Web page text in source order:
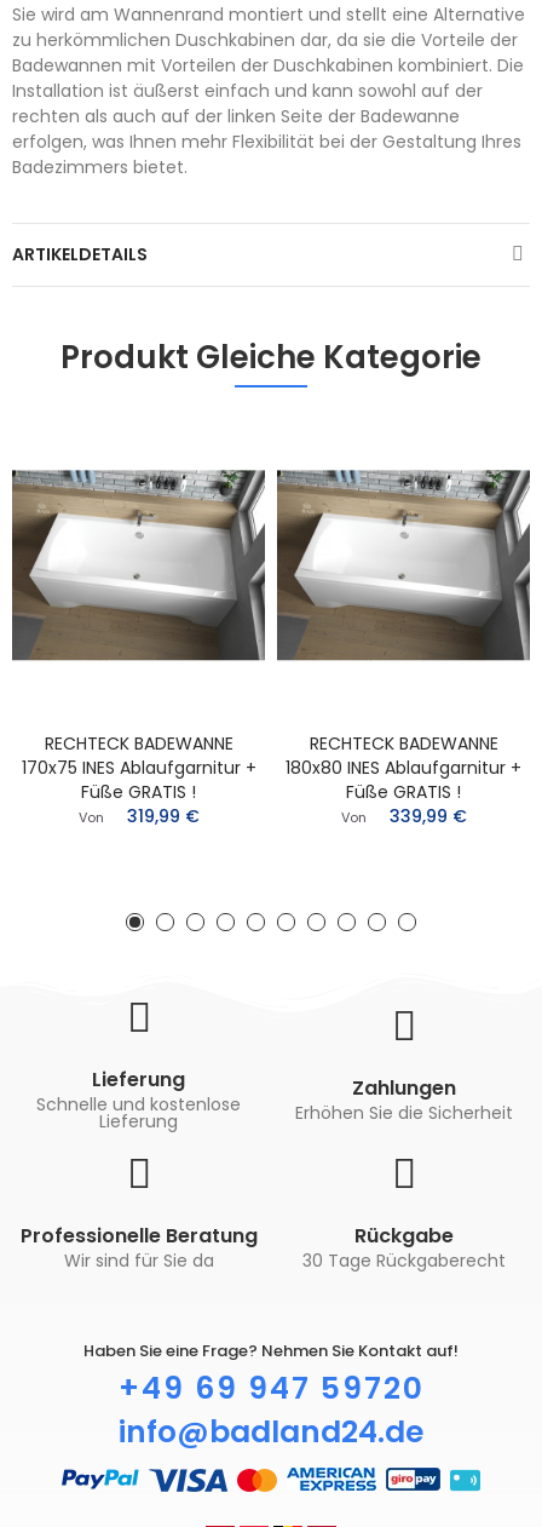
Sie wird am Wannenrand montiert und stellt eine Alternative
zu herkömmlichen Duschkabinen dar, da sie die Vorteile der
Badewannen mit Vorteilen der Duschkabinen kombiniert. Die
Installation ist äußerst einfach und kann sowohl auf der
rechten als auch auf der linken Seite der Badewanne
erfolgen, was Ihnen mehr Flexibilität bei der Gestaltung Ihres
Badezimmers bietet.
ARTIKELDETAILS
Produkt Gleiche Kategorie
RECHTECK BADEWANNE
170x75 INES Ablaufgarnitur +
Füße GRATIS !
Von 319,99 €
RECHTECK BADEWANNE
180x80 INES Ablaufgarnitur +
Füße GRATIS !
Von 339,99 €
Lieferung
Schnelle und kostenlose
Lieferung
Zahlungen
Erhöhen Sie die Sicherheit
Professionelle Beratung
Wir sind für Sie da
Rückgabe
30 Tage Rückgaberecht
Haben Sie eine Frage? Nehmen Sie Kontakt auf!
+49 69 947 59720
info@badland24.de